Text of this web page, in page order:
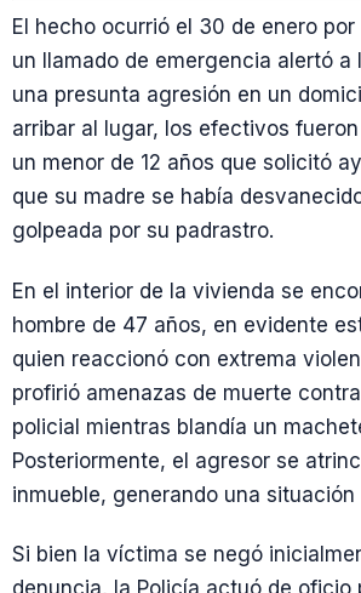
El hecho ocurrió el 30 de enero
un llamado de emergencia alertó a
una presunta agresión en un
arribar al lugar, los efectivos
un menor de 12 años que solicitó
que su madre se había
golpeada por su padrastro.
En el interior de la vivienda se
hombre de 47 años, en evidente
quien reaccionó con extrema
profirió amenazas de muerte
policial mientras blandía un
Posteriormente, el agresor se
inmueble, generando una
Si bien la víctima se negó
denuncia, la Policía actuó de oficio